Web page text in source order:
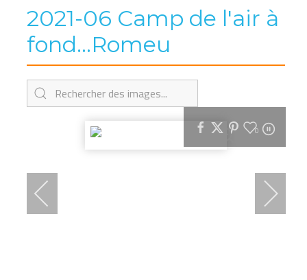
2021-06 Camp de l'air à
fond...Romeu
0